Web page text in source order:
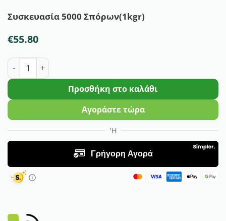
Συσκευασία 5000 Σπόρων(1kgr)
€55.80
Καλαμπόκι Γλυκό Shinerock | 5000 Σπόρων ποσότητα
Προσθήκη στο καλάθι
Αγοράστε τώρα